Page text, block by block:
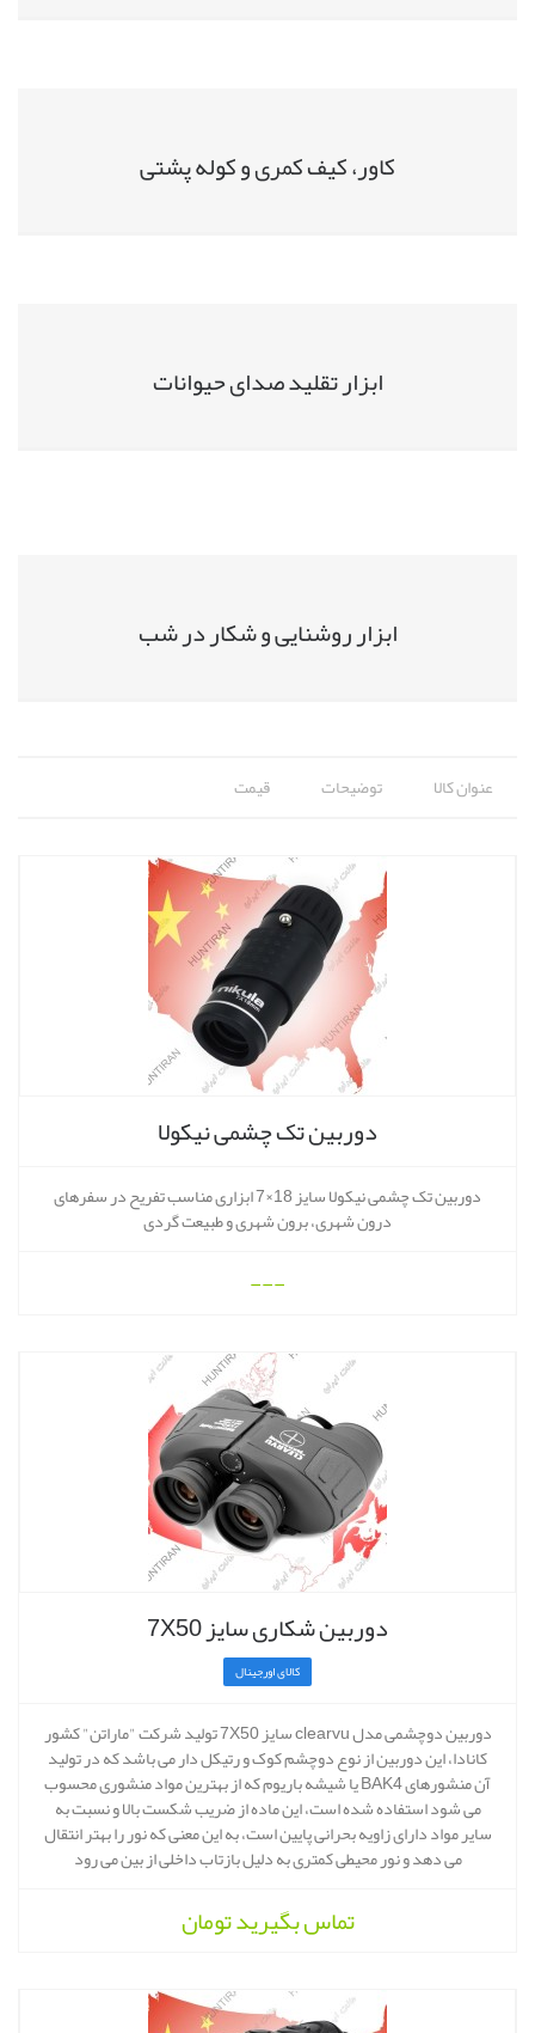
کاور، کیف کمری و کوله پشتی
ابزار تقلید صدای حیوانات
ابزار روشنایی و شکار در شب
عنوان کالا توضیحات قیمت
دوربین تک چشمی نیکولا
دوربین تک چشمی نیکولا سایز 18×7 ابزاری مناسب تفریح در سفرهای
درون شهری، برون شهری و طبیعت گردی
---
دوربین شکاری سایز 7X50
کالای اورجینال
دوربین دوچشمی مدل clearvu سایز 7X50 تولید شرکت "ماراتن" کشور
کانادا، این دوربین از نوع دوچشم کوک و رتیکل دار می باشد که در تولید
آن منشورهای BAK4 یا شیشه باریوم که از بهترین مواد منشوری محسوب
می شود استفاده شده است، این ماده از ضریب شکست بالا و نسبت به
سایر مواد دارای زاویه بحرانی پایین است، به این معنی که نور را بهتر انتقال
می دهد و نور محیطی کمتری به دلیل بازتاب داخلی از بین می رود
تماس بگیریدتومان